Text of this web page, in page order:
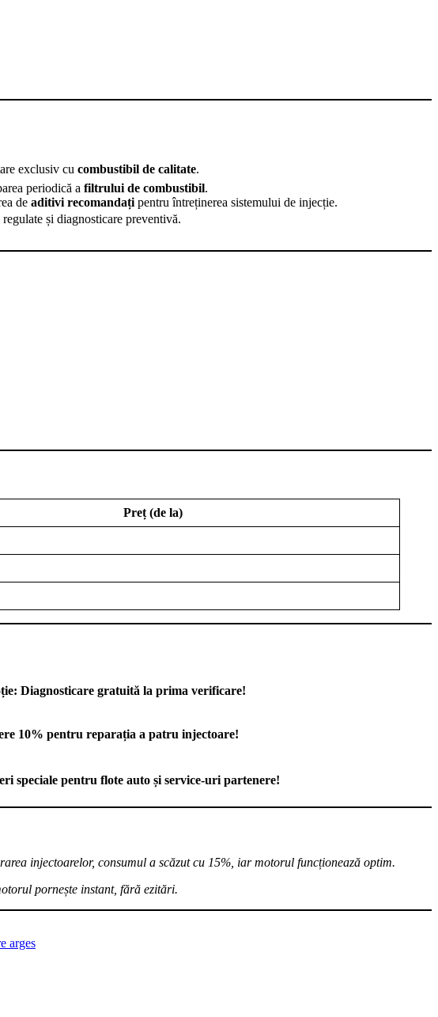
exclusiv cucombustibil de calitate.
periodică afiltrului de combustibil.
deaditivi recomandați pentru întreținerea sistemului de injecție.
și diagnosticare preventivă.
Preț (de la)
Diagnosticare gratuită la prima verificare!
10% pentru reparația a patru injectoare!
speciale pentru flote auto și service-uri partenere!
injectoarelor, consumul a scăzut cu 15%, iar motorul funcționează optim.
pornește instant, fără ezitări.